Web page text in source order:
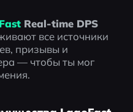
Real-time DPS
все источники
призывы и
— чтобы ты мог